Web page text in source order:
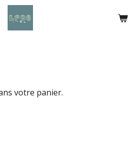
votre panier.